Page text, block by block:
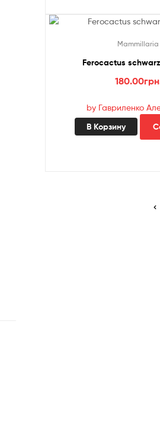
Mammillaria
Ferocactus
180.00
by Гавриленко
В Корзину